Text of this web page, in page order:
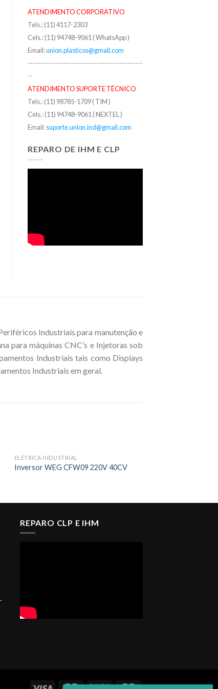
ATENDIMENTO CORPORATIVO
Tels.: (11) 4117-2303
Cels.: (11) 94748-9061 ( WhatsApp )
Email:union.plasticos@gmail.com
---------------------------------------------
--
ATENDIMENTO SUPORTE TÉCNICO
Tels.: (11) 98785-1709 ( TIM )
Cels.: (11) 94748-9061 ( NEXTEL )
Email:suporte.union.ind@gmail.com
REPARO DE IHM E CLP
Industriais para manutenção e
para máquinas CNC’s e Injetoras sob
Industriais tais como Displays
Industriais em geral.
ELÉTRICA INDUSTRIAL
Inversor WEG CFW09 220V 40CV
REPARO CLP E IHM